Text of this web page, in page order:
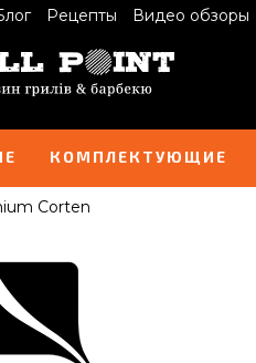
Рецепты Видео обзоры
КОМПЛЕКТУЮЩИЕ
Corten